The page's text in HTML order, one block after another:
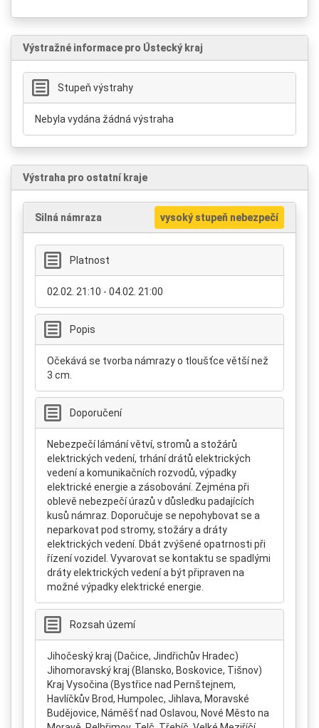
Výstražné informace pro Ústecký kraj
Stupeň výstrahy
Nebyla vydána žádná výstraha
Výstraha pro ostatní kraje
Silná námraza vysoký stupeň nebezpečí
Platnost
02.02. 21:10 - 04.02. 21:00
Popis
Očekává se tvorba námrazy o tloušťce větší než
3 cm.
Doporučení
Nebezpečí lámání větví, stromů a stožárů
elektrických vedení, trhání drátů elektrických
vedení a komunikačních rozvodů, výpadky
elektrické energie a zásobování. Zejména při
oblevě nebezpečí úrazů v důsledku padajících
kusů námraz. Doporučuje se nepohybovat se a
neparkovat pod stromy, stožáry a dráty
elektrických vedení. Dbát zvýšené opatrnosti při
řízení vozidel. Vyvarovat se kontaktu se spadlými
dráty elektrických vedení a být připraven na
možné výpadky elektrické energie.
Rozsah území
Jihočeský kraj (Dačice, Jindřichův Hradec)
Jihomoravský kraj (Blansko, Boskovice, Tišnov)
Kraj Vysočina (Bystřice nad Pernštejnem,
Havlíčkův Brod, Humpolec, Jihlava, Moravské
Budějovice, Náměšť nad Oslavou, Nové Město na